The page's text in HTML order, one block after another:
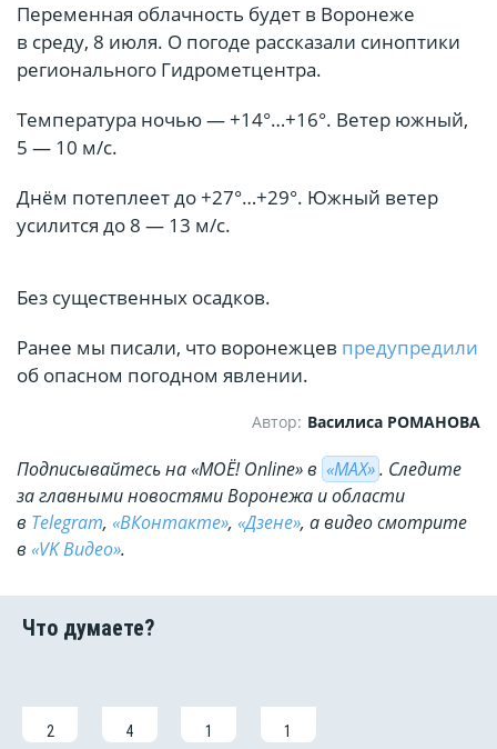
Переменная облачность будет в Воронеже
в среду, 8 июля. О погоде рассказали синоптики
регионального Гидрометцентра.
Температура ночью — +14°…+16°. Ветер южный,
5 — 10 м/с.
Днём потеплеет до +27°…+29°. Южный ветер
усилится до 8 — 13 м/с.
Без существенных осадков.
Ранее мы писали, что воронежцев предупредили
об опасном погодном явлении.
Автор: Василиса РОМАНОВА
Подписывайтесь на «МОЁ! Online» в «МАХ». Cледите
за главными новостями Воронежа и области
в Telegram, «ВКонтакте», «Дзене», а видео смотрите
в «VK Видео».
2 4 1 1